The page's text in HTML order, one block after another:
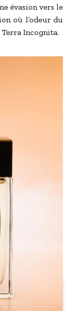
évasion vers le
où l’odeur du
Incognita.